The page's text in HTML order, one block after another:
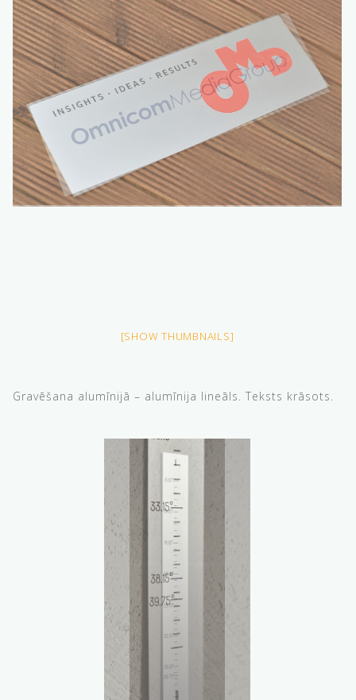
[SHOW THUMBNAILS]
Gravēšana alumīnijā – alumīnija lineāls. Teksts krāsots.